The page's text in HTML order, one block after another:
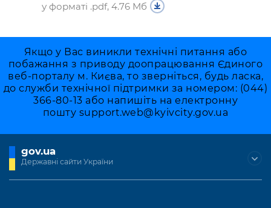
у форматі .pdf, 4.76 Мб
Якщо у Вас виникли технічні питання або
побажання з приводу доопрацювання Єдиного
веб-порталу м. Києва, то зверніться, будь ласка,
до служби технічної підтримки за номером: (044)
366-80-13 або напишіть на електронну
пошту support.web@kyivcity.gov.ua
gov.ua
Державні сайти України